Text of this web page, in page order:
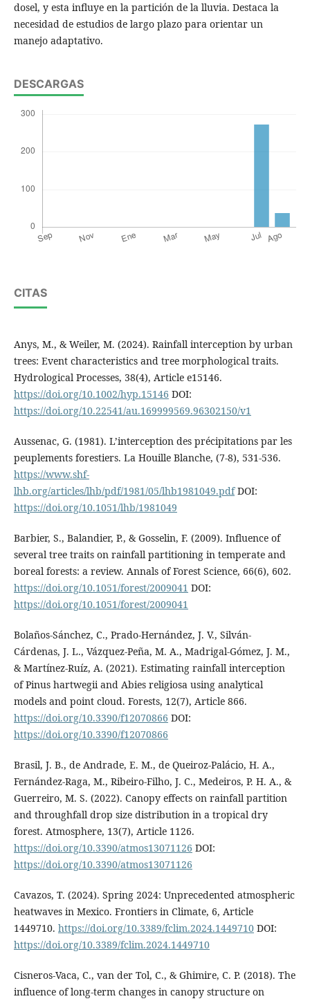
dosel, y esta influye en la partición de la lluvia. Destaca la
necesidad de estudios de largo plazo para orientar un
manejo adaptativo.
DESCARGAS
CITAS
Anys, M., & Weiler, M. (2024). Rainfall interception by urban
trees: Event characteristics and tree morphological traits.
Hydrological Processes, 38(4), Article e15146.
https://doi.org/10.1002/hyp.15146 DOI:
https://doi.org/10.22541/au.169999569.96302150/v1
Aussenac, G. (1981). L’interception des précipitations par les
peuplements forestiers. La Houille Blanche, (7-8), 531-536.
https://www.shf-
lhb.org/articles/lhb/pdf/1981/05/lhb1981049.pdfDOI:
https://doi.org/10.1051/lhb/1981049
Barbier, S., Balandier, P., & Gosselin, F. (2009). Influence of
several tree traits on rainfall partitioning in temperate and
boreal forests: a review. Annals of Forest Science, 66(6), 602.
https://doi.org/10.1051/forest/2009041 DOI:
https://doi.org/10.1051/forest/2009041
Bolaños-Sánchez, C., Prado-Hernández, J. V., Silván-
Cárdenas, J. L., Vázquez-Peña, M. A., Madrigal-Gómez, J. M.,
& Martínez-Ruíz, A. (2021). Estimating rainfall interception
of Pinus hartwegii and Abies religiosa using analytical
models and point cloud. Forests, 12(7), Article 866.
https://doi.org/10.3390/f12070866 DOI:
https://doi.org/10.3390/f12070866
Brasil, J. B., de Andrade, E. M., de Queiroz-Palácio, H. A.,
Fernández-Raga, M., Ribeiro-Filho, J. C., Medeiros, P. H. A., &
Guerreiro, M. S. (2022). Canopy effects on rainfall partition
and throughfall drop size distribution in a tropical dry
forest. Atmosphere, 13(7), Article 1126.
https://doi.org/10.3390/atmos13071126 DOI:
https://doi.org/10.3390/atmos13071126
Cavazos, T. (2024). Spring 2024: Unprecedented atmospheric
heatwaves in Mexico. Frontiers in Climate, 6, Article
1449710. https://doi.org/10.3389/fclim.2024.1449710DOI:
https://doi.org/10.3389/fclim.2024.1449710
Cisneros-Vaca, C., van der Tol, C., & Ghimire, C. P. (2018). The
influence of long-term changes in canopy structure on